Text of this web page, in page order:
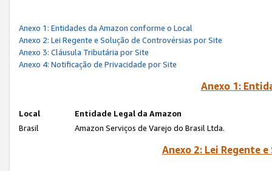
Anexo 1: Entidades da Amazon conforme o Local
Anexo 2: Lei Regente e Solução de Controvérsias por Site
Anexo 3: Cláusula Tributária por Site
Anexo 4: Notificação de Privacidade por Site
Anexo 1:
Local
Entidade Legal da Amazon
Brasil
Amazon Serviços de Varejo do Brasil Ltda.
Anexo 2: Lei Regente